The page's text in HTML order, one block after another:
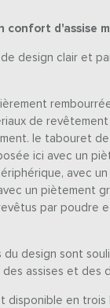
confort d'assise
design clair et
de
le tabouret
ici avec un
avec
un piètement
par poudre
du design sont
assises et des
disponible en